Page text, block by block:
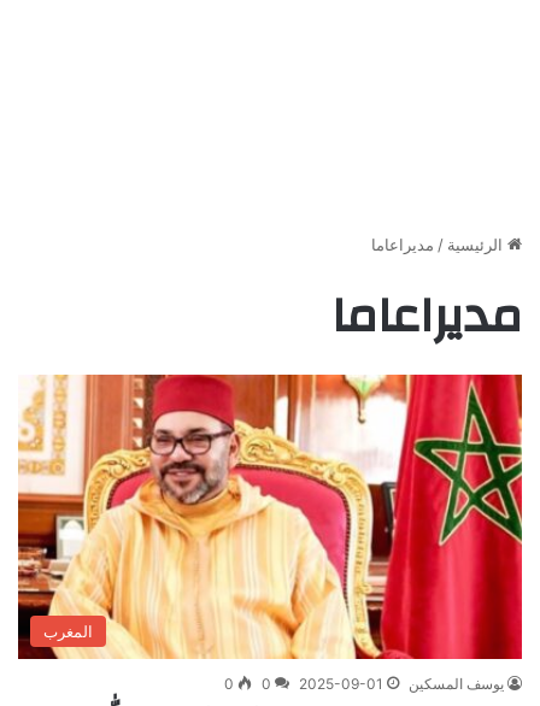
الرئيسية / مديراعاما
مديراعاما
المغرب
يوسف المسكين 2025-09-01
0
0